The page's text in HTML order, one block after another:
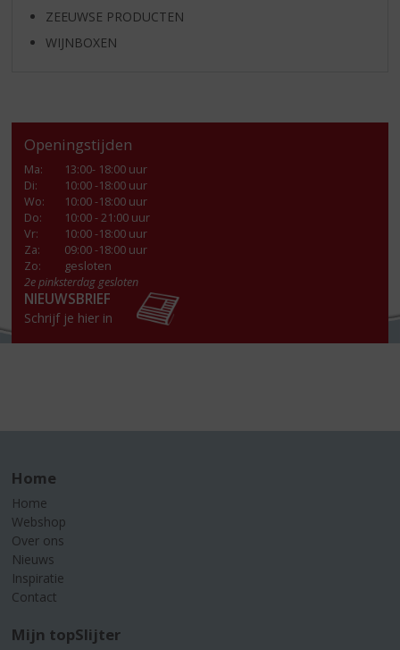
ZEEUWSE PRODUCTEN
WIJNBOXEN
Openingstijden
Ma:
13:00- 18:00 uur
Di:
10:00 -18:00 uur
Wo:
10:00 -18:00 uur
Do:
10:00 - 21:00 uur
Vr:
10:00 -18:00 uur
Za:
09:00 -18:00 uur
Zo:
gesloten
2e pinksterdag gesloten
NIEUWSBRIEF
Schrijf je hier in
Home
Home
Webshop
Over ons
Nieuws
Inspiratie
Contact
Mijn topSlijter